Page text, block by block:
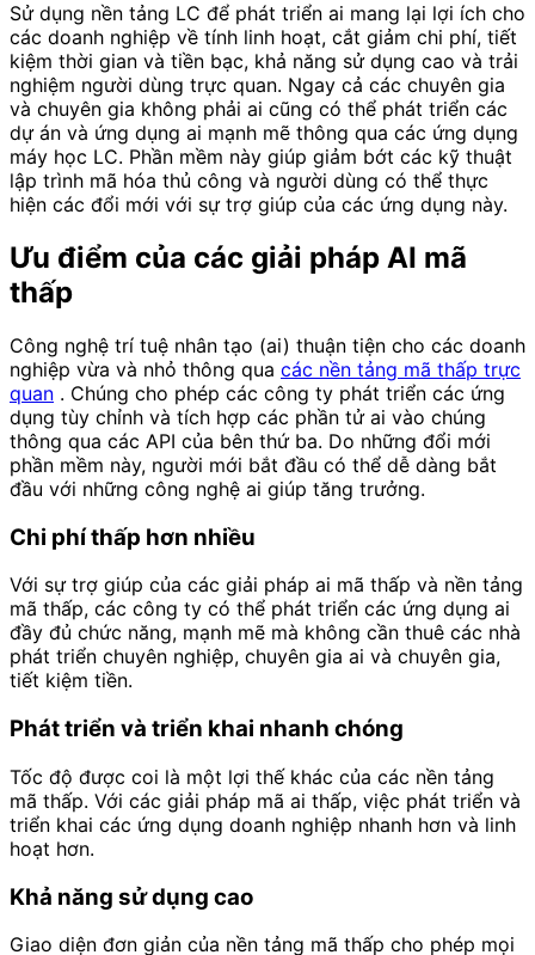
Sử dụng nền tảng LC để phát triển ai mang lại lợi ích cho
các doanh nghiệp về tính linh hoạt, cắt giảm chi phí, tiết
kiệm thời gian và tiền bạc, khả năng sử dụng cao và trải
nghiệm người dùng trực quan. Ngay cả các chuyên gia
và chuyên gia không phải ai cũng có thể phát triển các
dự án và ứng dụng ai mạnh mẽ thông qua các ứng dụng
máy học LC. Phần mềm này giúp giảm bớt các kỹ thuật
lập trình mã hóa thủ công và người dùng có thể thực
hiện các đổi mới với sự trợ giúp của các ứng dụng này.
Ưu điểm của các giải pháp AI mã
thấp
Công nghệ trí tuệ nhân tạo (ai) thuận tiện cho các doanh
nghiệp vừa và nhỏ thông qua các nền tảng mã thấp trực
quan . Chúng cho phép các công ty phát triển các ứng
dụng tùy chỉnh và tích hợp các phần tử ai vào chúng
thông qua các API của bên thứ ba. Do những đổi mới
phần mềm này, người mới bắt đầu có thể dễ dàng bắt
đầu với những công nghệ ai giúp tăng trưởng.
Chi phí thấp hơn nhiều
Với sự trợ giúp của các giải pháp ai mã thấp và nền tảng
mã thấp, các công ty có thể phát triển các ứng dụng ai
đầy đủ chức năng, mạnh mẽ mà không cần thuê các nhà
phát triển chuyên nghiệp, chuyên gia ai và chuyên gia,
tiết kiệm tiền.
Phát triển và triển khai nhanh chóng
Tốc độ được coi là một lợi thế khác của các nền tảng
mã thấp. Với các giải pháp mã ai thấp, việc phát triển và
triển khai các ứng dụng doanh nghiệp nhanh hơn và linh
hoạt hơn.
Khả năng sử dụng cao
Giao diện đơn giản của nền tảng mã thấp cho phép mọi